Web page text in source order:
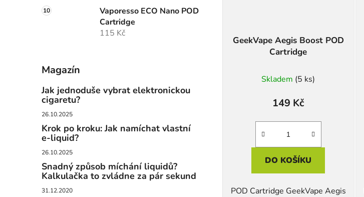
Vaporesso ECO Nano POD
Cartridge
115 Kč
Magazín
Jak jednoduše vybrat elektronickou
cigaretu?
26.10.2025
Krok po kroku: Jak namíchat vlastní
e-liquid?
26.10.2025
Snadný způsob míchání liquidů?
Kalkulačka to zvládne za pár sekund
31.12.2020
GeekVape Aegis Boost POD
Cartridge
Skladem (5 ks)
149 Kč
DO KOŠÍKU
POD Cartridge GeekVape Aegis